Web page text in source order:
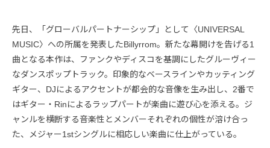
先日、「グローバルパートナーシップ」として〈UNIVERSAL
MUSIC〉への所属を発表したBillyrrom。新たな幕開けを告げる1
曲となる本作は、ファンクやディスコを基調にしたグルーヴィー
なダンスポップトラック。印象的なベースラインやカッティング
ギター、DJによるアクセントが都会的な音像を生み出し、2番で
はギター・Rinによるラップパートが楽曲に遊び心を添える。ジ
ャンルを横断する音楽性とメンバーそれぞれの個性が溶け合っ
た、メジャー1stシングルに相応しい楽曲に仕上がっている。